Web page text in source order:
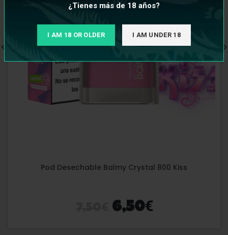
¿Tienes más de 18 años?
I AM 18 OR OLDER I AM UNDER 18
Pod Desechable Balmy Crystal 800 Kiss
6,50€